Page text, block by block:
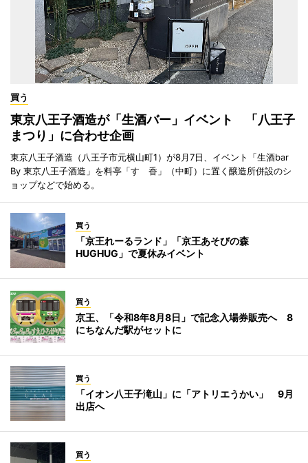
買う
東京八王子酒造が「生酒バー」イベント 「八王子
まつり」に合わせ企画
東京八王子酒造（八王子市元横山町1）が8月7日、イベント「生酒bar
By 東京八王子酒造」を料亭「すゞ香」（中町）に置く醸造所併設のシ
ョップなどで始める。
買う
「京王れーるランド」「京王あそびの森
HUGHUG」で夏休みイベント
買う
京王、「令和8年8月8日」で記念入場券販売へ 8
にちなんだ駅がセットに
買う
「イオン八王子滝山」に「アトリエうかい」 9月
出店へ
買う